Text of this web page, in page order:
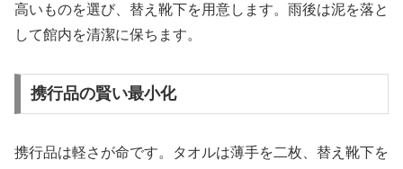
高いものを選び、替え靴下を用意します。雨後は泥を落と
して館内を清潔に保ちます。
携行品の賢い最小化
携行品は軽さが命です。タオルは薄手を二枚、替え靴下を